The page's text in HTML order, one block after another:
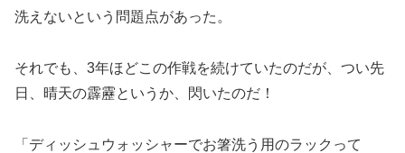
洗えないという問題点があった。
それでも、3年ほどこの作戦を続けていたのだが、つい先
日、晴天の霹靂というか、閃いたのだ！
「ディッシュウォッシャーでお箸洗う用のラックって